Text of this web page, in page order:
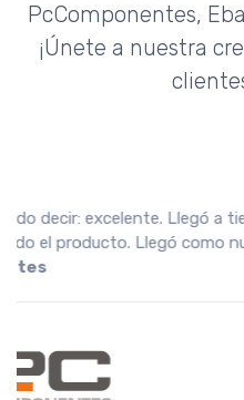
PcComponentes,
¡Únete a nuestra
Recebi a encomenda em
muito agradeço.
Portugal